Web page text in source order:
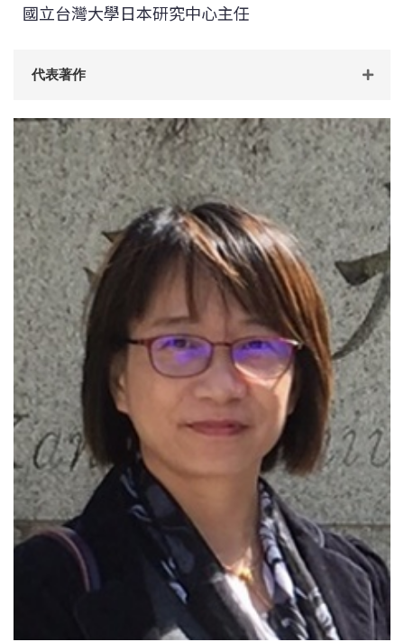
國立台灣大學日本研究中心主任
代表著作